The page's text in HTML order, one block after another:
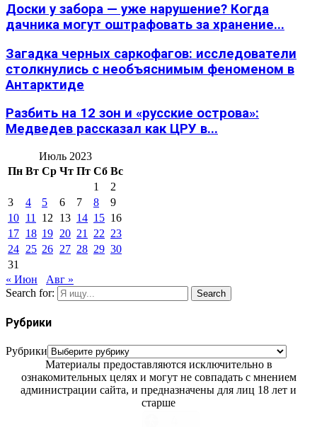
Доски у забора — уже нарушение? Когда
дачника могут оштрафовать за хранение...
Загадка черных саркофагов: исследователи
столкнулись с необъяснимым феноменом в
Антарктиде
Разбить на 12 зон и «русские острова»:
Медведев рассказал как ЦРУ в...
Июль 2023
Пн Вт Ср Чт Пт Сб Вс
1
2
3
4 5 6 7 8
9
10 11 12 13 14 15 16
17 18 19 20 21 22 23
24 25 26 27 28 29 30
31
« Июн
Авг »
Search for:
Search
Рубрики
Рубрики
Материалы предоставляются исключительно в
ознакомительных целях и могут не совпадать с мнением
администрации сайта, и предназначены для лиц 18 лет и
старше